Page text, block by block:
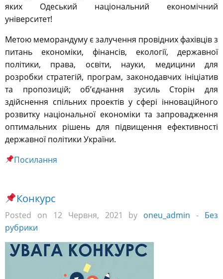
яких Одеський національний економічний
університет!
Метою меморандуму є залучення провідних фахівців з
питань економіки, фінансів, екології, державної
політики, права, освіти, науки, медицини для
розробки стратегій, програм, законодавчих ініціатив
та пропозицій; об’єднання зусиль Сторін для
здійснення спільних проектів у сфері інноваційного
розвитку національної економіки та запровадження
оптимальних рішень для підвищення ефективності
державної політики України.
Посилання
Конкурс
Posted on 12 Червня, 2021 by oneu_admin - Без
рубрики